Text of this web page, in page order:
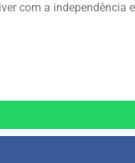
com a independência e